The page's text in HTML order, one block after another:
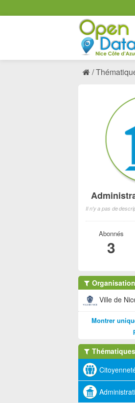
Il n'y a pas de
Abonnés
3
Ville de
Montrer
Thématiques